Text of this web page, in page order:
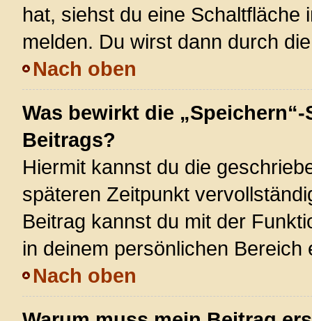
hat, siehst du eine
melden. Du wirst dann durch
Nach oben
Was bewirkt die
Beitrags?
Hiermit kannst du die
späteren Zeitpunkt
Beitrag kannst du mit der
in deinem persönlichen Bereich
Nach oben